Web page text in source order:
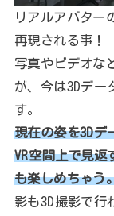
リアルアバター
再現される事！
写真やビデオな
が、今は3Dデー
す。
現在の姿を3Dデ
VR空間上で見
も楽しめちゃう
影も3D撮影で行